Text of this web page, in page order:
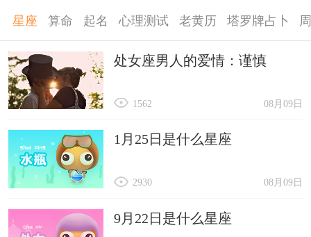
星座 算命 起名 心理测试 老黄历 塔罗牌占卜
处女座男人的爱情：谨慎
08月09日
1562
1月25日是什么星座
08月09日
2930
9月22日是什么星座